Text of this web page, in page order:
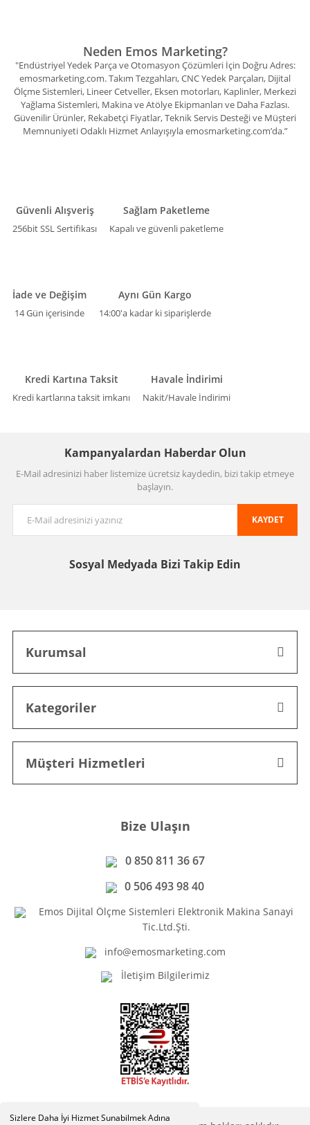
Sizlere Daha İyi Hizmet Sunabilmek Adına
Neden Emos Marketing?
"Endüstriyel Yedek Parça ve Otomasyon Çözümleri İçin Doğru Adres:
emosmarketing.com. Takım Tezgahları, CNC Yedek Parçaları, Dijital
Ölçme Sistemleri, Lineer Cetveller, Eksen motorları, Kaplinler, Merkezi
Yağlama Sistemleri, Makina ve Atölye Ekipmanları ve Daha Fazlası.
Güvenilir Ürünler, Rekabetçi Fiyatlar, Teknik Servis Desteği ve Müşteri
Memnuniyeti Odaklı Hizmet Anlayışıyla emosmarketing.com’da.”
Güvenli Alışveriş
256bit SSL Sertifikası
Sağlam Paketleme
Kapalı ve güvenli paketleme
İade ve Değişim
14 Gün içerisinde
Aynı Gün Kargo
14:00'a kadar ki siparişlerde
Kredi Kartına Taksit
Kredi kartlarına taksit imkanı
Havale İndirimi
Nakit/Havale İndirimi
Kampanyalardan Haberdar Olun
E-Mail adresinizi haber listemize ücretsiz kaydedin, bizi takip etmeye
başlayın.
KAYDET
Sosyal Medyada Bizi Takip Edin
Kurumsal
Kategoriler
Müşteri Hizmetleri
Bize Ulaşın
0 850 811 36 67
0 506 493 98 40
Emos Dijital Ölçme Sistemleri Elektronik Makina Sanayi
Tic.Ltd.Şti.
info@emosmarketing.com
İletişim Bilgilerimiz